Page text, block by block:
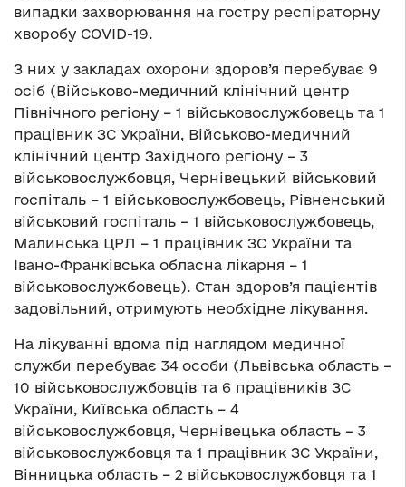
випадки захворювання на гостру респіраторну
хворобу COVID-19.
З них у закладах охорони здоров’я перебуває 9
осіб (Військово-медичний клінічний центр
Північного регіону – 1 військовослужбовець та 1
працівник ЗС України, Військово-медичний
клінічний центр Західного регіону – 3
військовослужбовця, Чернівецький військовий
госпіталь – 1 військовослужбовець, Рівненський
військовий госпіталь – 1 військовослужбовець,
Малинська ЦРЛ – 1 працівник ЗС України та
Івано-Франківська обласна лікарня – 1
військовослужбовець). Стан здоров’я пацієнтів
задовільний, отримують необхідне лікування.
На лікуванні вдома під наглядом медичної
служби перебуває 34 особи (Львівська область –
10 військовослужбовців та 6 працівників ЗС
України, Київська область – 4
військовослужбовця, Чернівецька область – 3
військовослужбовця та 1 працівник ЗС України,
Вінницька область – 2 військовослужбовця та 1